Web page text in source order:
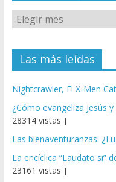
Las más leídas
Nightcrawler, El X-Men
¿Cómo evangeliza Jesús
28314 vistas ]
Las bienaventuranzas:
La encíclica “Laudato si”
23161 vistas ]